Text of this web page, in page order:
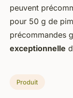
peuvent
pour 50 g de
précommandes
exceptionnelle
Produit